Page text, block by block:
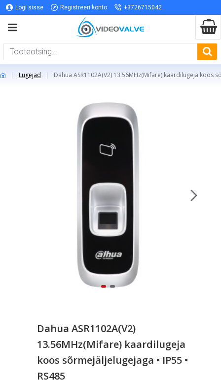
Logi sisse Registreeri konto +3726715042
Lugejad Dahua ASR1102A(V2) 13.56MHz(Mifare) kaardilugeja koos
Dahua ASR1102A(V2)
13.56MHz(Mifare) kaardilugeja
koos sõrmejäljelugejaga • IP55 •
RS485